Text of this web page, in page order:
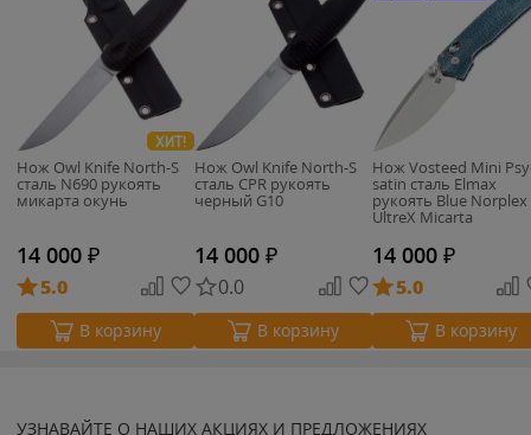
ХИТ!
Нож Owl Knife North-S
сталь N690 рукоять
микарта окунь
14 000 ₽
5.0
В корзину
Нож Owl Knife North-S
сталь CPR рукоять
черный G10
14 000 ₽
0.0
В корзину
Нож Vosteed Mini
satin сталь Elmax
рукоять Blue Norplex
UltreX Micarta
14 000 ₽
5.0
В корзину
УЗНАВАЙТЕ О НАШИХ АКЦИЯХ И ПРЕДЛОЖЕНИЯХ